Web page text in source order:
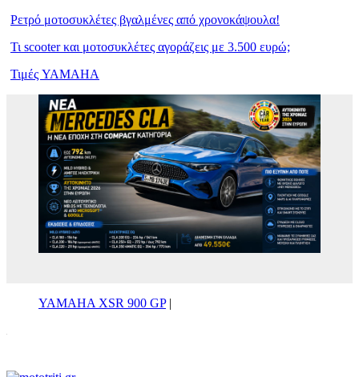
Ρετρό μοτοσυκλέτες βγαλμένες από χρονοκάψουλα!
Τι scooter και μοτοσυκλέτες αγοράζεις με 3.500 ευρώ;
Τιμές YAMAHA
YAMAHA XSR 900 GP|